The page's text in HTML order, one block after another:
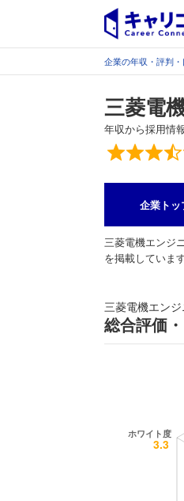
企業の年収・評判
三菱電
年収から採用情
総合評価
企業トッ
三菱電機エンジ
を掲載していま
三菱電機エン
総合評価